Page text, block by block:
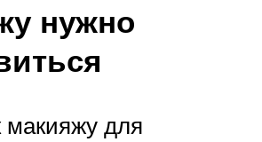
нужно
макияжу для